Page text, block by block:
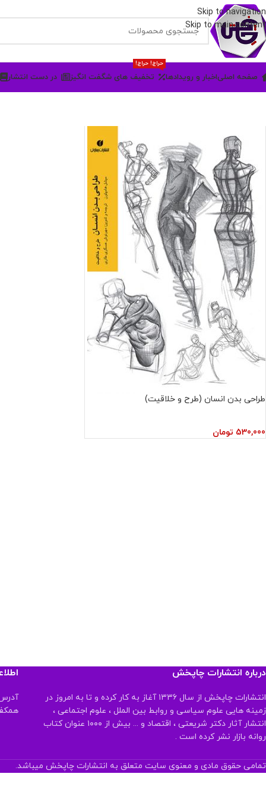
Skip to navigation
Skip to main content
صفحه اصلیاخبار و رویدادها تخفیف های شگفت انگیز
حراج! حراج!
در دست انتشار
طراحی بدن انسان (طرح و خلاقیت)
530,000 تومان
درباره انتشارات چاپخش
انتشارات چاپخش از سال ۱۳۳۶ آغاز به کار کرده و تا به امروز در
زمینه هایی علوم سیاسی و روابط بین الملل ، علوم اجتماعی ،
انتشار آثار دکتر شریعتی ، اقتصاد و ... بیش از ۱۰۰۰ عنوان کتاب
روانه بازار نشر کرده است .
همکف
تمامی حقوق مادی و معنوی سایت متعلق به انتشارات چاپخش میباشد.